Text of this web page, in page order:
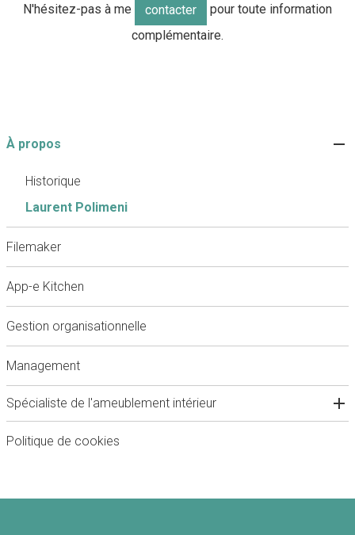
N'hésitez-pas à me contacter
pour toute information
complémentaire.
À propos
Historique
Laurent Polimeni
Filemaker
App-e Kitchen
Gestion organisationnelle
Management
Spécialiste de l'ameublement intérieur
Politique de cookies